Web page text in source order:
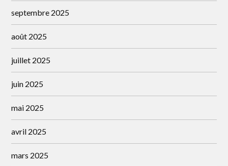
septembre 2025
août 2025
juillet 2025
juin 2025
mai 2025
avril 2025
mars 2025